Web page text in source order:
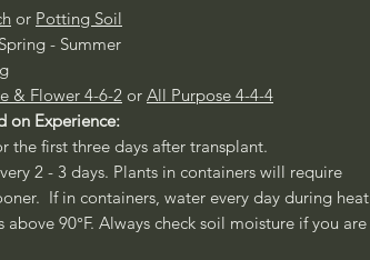
or Potting Soil
- Summer
& Flower 4-6-2 or All Purpose 4-4-4
on Experience:
the first three days after transplant.
2 - 3 days. Plants in containers will require
If in containers, water every day during heat
90°F. Always check soil moisture if you are